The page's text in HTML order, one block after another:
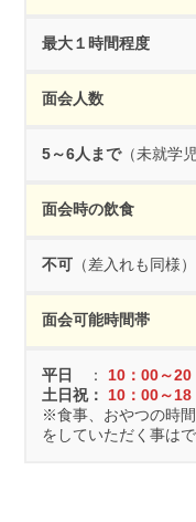
最大１時間程度
面会人数
5～6人まで（未就学
面会時の飲食
不可 （差入れも同様）
面会可能時間帯
平日 ： 10：00～20
土日祝： 10：00～18
※食事、おやつの時
をしていただく事はで